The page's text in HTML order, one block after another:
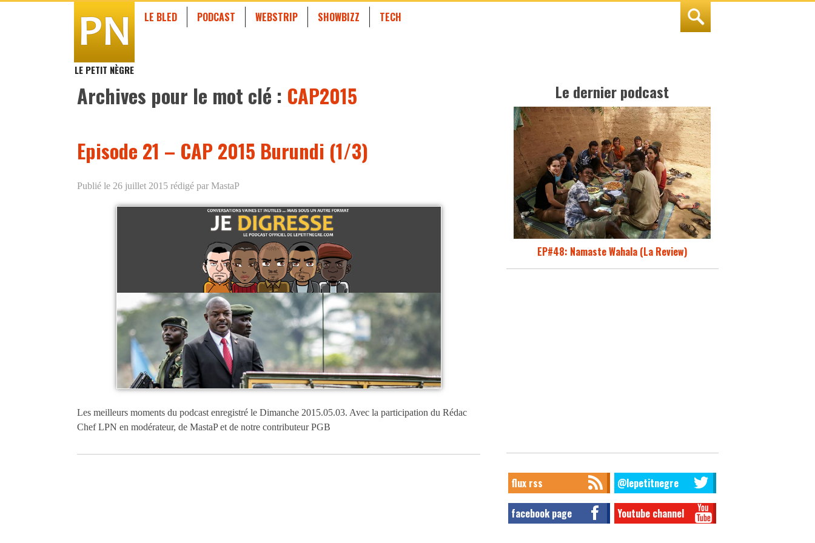
LE PETIT NÈGRE
LE BLED PODCAST WEBSTRIP SHOWBIZZ TECH
Archives pour le mot clé : CAP2015
Episode 21 – CAP 2015 Burundi (1/3)
Publié le 26 juillet 2015 rédigé par MastaP
Les meilleurs moments du podcast enregistré le Dimanche 2015.05.03. Avec la participation du Rédac
Chef LPN en modérateur, de MastaP et de notre contributeur PGB
Le dernier podcast
EP#48: Namaste Wahala (La Review)
flux rss @lepetitnegre
facebook page Youtube channel